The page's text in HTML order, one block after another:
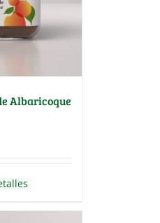
Albaricoque